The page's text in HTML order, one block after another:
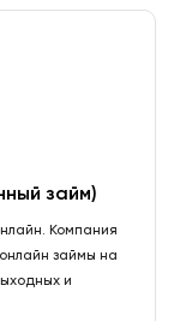
займ)
Компания
займы на
и